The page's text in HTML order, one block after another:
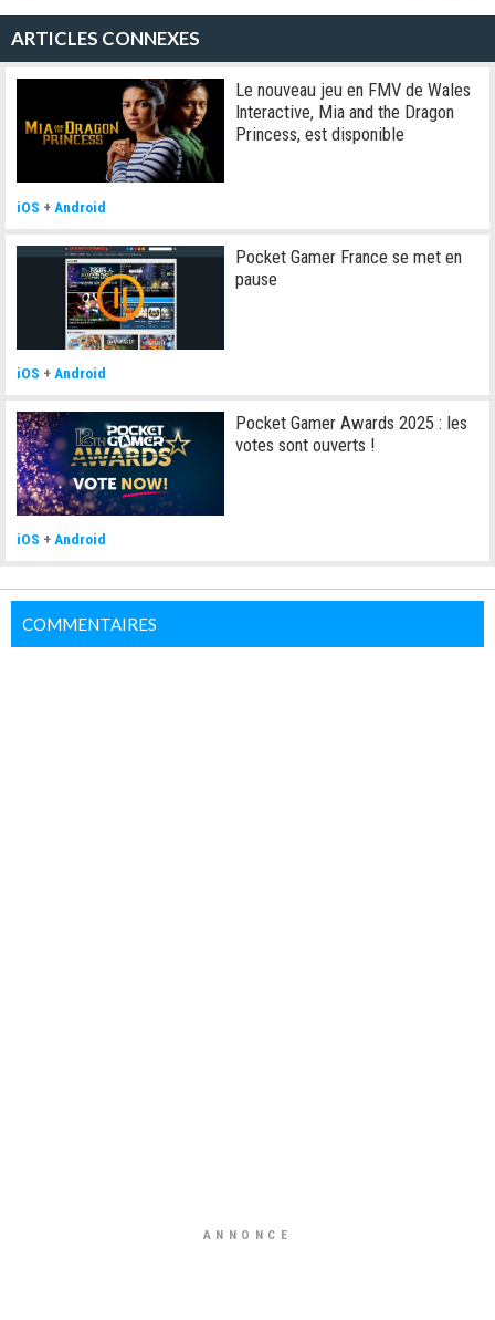
ARTICLES CONNEXES
Le nouveau jeu en FMV de Wales
Interactive, Mia and the Dragon
Princess, est disponible
iOS + Android
Pocket Gamer France se met en
pause
iOS + Android
Pocket Gamer Awards 2025 : les
votes sont ouverts !
iOS + Android
COMMENTAIRES
ANNONCE